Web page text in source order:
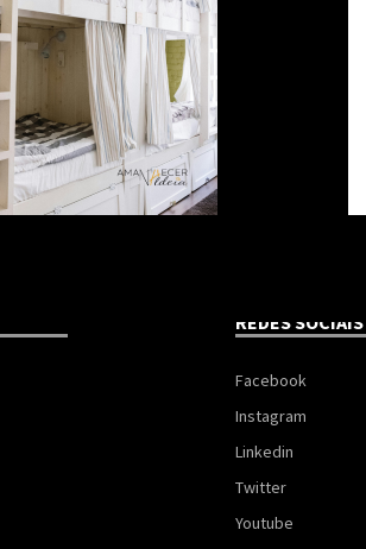
REDES SOCIAIS
Facebook
Instagram
Linkedin
Twitter
Youtube